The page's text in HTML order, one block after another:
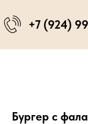
+7 (924)
Бургер с